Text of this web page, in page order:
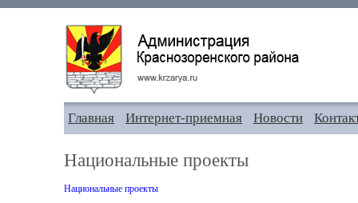
Главная Интернет-приемная Новости
Национальные проекты
Национальные проекты